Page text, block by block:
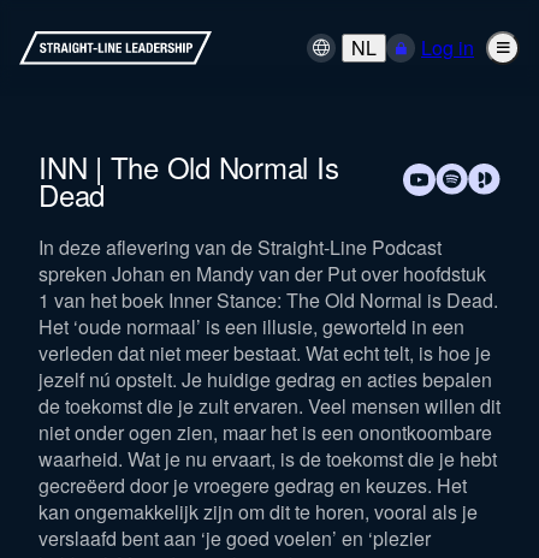
NL Log in
INN | The Old Normal Is
Dead
In deze aflevering van de Straight-Line Podcast
spreken Johan en Mandy van der Put over hoofdstuk
1 van het boek Inner Stance: The Old Normal is Dead.
Het ‘oude normaal’ is een illusie, geworteld in een
verleden dat niet meer bestaat. Wat echt telt, is hoe je
jezelf nú opstelt. Je huidige gedrag en acties bepalen
de toekomst die je zult ervaren. Veel mensen willen dit
niet onder ogen zien, maar het is een onontkoombare
waarheid. Wat je nu ervaart, is de toekomst die je hebt
gecreëerd door je vroegere gedrag en keuzes. Het
kan ongemakkelijk zijn om dit te horen, vooral als je
verslaafd bent aan ‘je goed voelen’ en ‘plezier